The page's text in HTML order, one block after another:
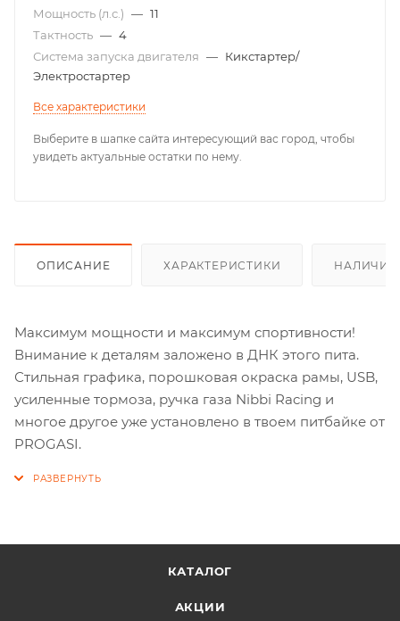
Мощность (л.с.) — 11
Тактность — 4
Система запуска двигателя — Кикстартер/
Электростартер
Все характеристики
Выберите в шапке сайта интересующий вас город, чтобы
увидеть актуальные остатки по нему.
ОПИСАНИЕ ХАРАКТЕРИСТИКИ НАЛИЧИЕ
Максимум мощности и максимум спортивности!
Внимание к деталям заложено в ДНК этого пита.
Стильная графика, порошковая окраска рамы, USB,
усиленные тормоза, ручка газа Nibbi Racing и
многое другое уже установлено в твоем питбайке от
PROGASI.
КАТАЛОГ
АКЦИИ